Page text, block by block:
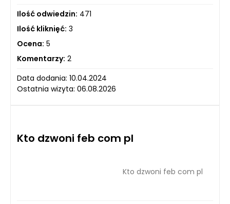
Ilość odwiedzin: 471
Ilość kliknięć: 3
Ocena: 5
Komentarzy: 2
Data dodania: 10.04.2024
Ostatnia wizyta: 06.08.2026
Kto dzwoni feb com pl
Kto dzwoni feb com pl